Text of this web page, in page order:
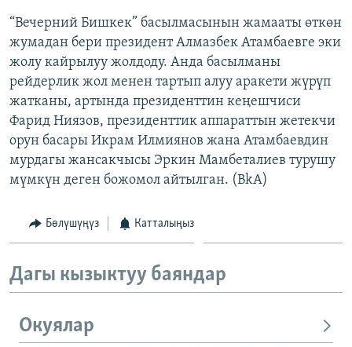
“Вечерний Бишкек” басылмасынын жамааты өткөн
жумадан бери президент Алмазбек Атамбаевге эки
жолу кайрылуу жолдоду. Анда басылманы
рейдерлик жол менен тартып алуу аракети жүрүп
жатканы, артында президенттин кеңешчиси
Фарид Ниязов, президенттик аппараттын жетекчи
орун басары Икрам Илмиянов жана Атамбаевдин
мурдагы жансакчысы Эркин Мамбеталиев турушу
мүмкүн деген божомол айтылган. (BkA)
Бөлүшүңүз Катталыңыз
Дагы кызыктуу баяндар
Окуялар